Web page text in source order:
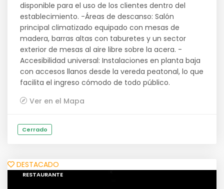
disponible para el uso de los clientes dentro del
establecimiento. -Áreas de descanso: Salón
principal climatizado equipado con mesas de
madera, barras altas con taburetes y un sector
exterior de mesas al aire libre sobre la acera. -
Accesibilidad universal: Instalaciones en planta baja
con accesos llanos desde la vereda peatonal, lo que
facilita el ingreso cómodo de todo público.
Ver en el Mapa
Cerrado
DESTACADO
RESTAURANTE